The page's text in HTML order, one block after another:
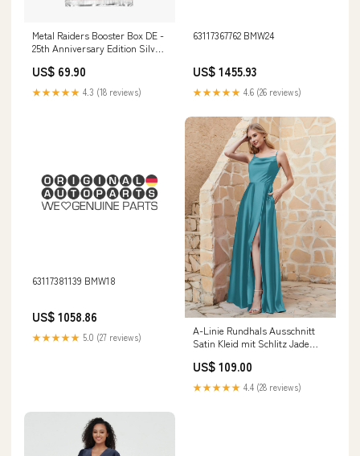
Metal Raiders Booster Box DE -
25th Anniversary Edition Silver
US$ 69.90
★★★★★ 4.3 (18 reviews)
63117367762 BMW24
US$ 1455.93
★★★★★ 4.6 (26 reviews)
63117381139 BMW18
US$ 1058.86
★★★★★ 5.0 (27 reviews)
A-Linie Rundhals Ausschnitt
Satin Kleid mit Schlitz Jade
US$ 109.00
★★★★★ 4.4 (28 reviews)